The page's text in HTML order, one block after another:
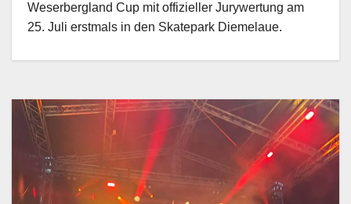
Weserbergland Cup mit offizieller Jurywertung am
25. Juli erstmals in den Skatepark Diemelaue.